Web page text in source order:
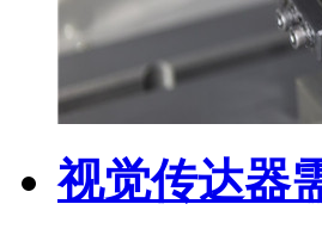
视觉传达器